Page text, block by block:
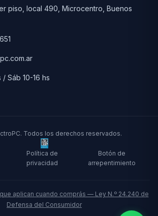
piso, local 490, Microcentro, Buenos
/ Sáb 10-16 hs
Todos los derechos reservados.
Política de
privacidad
Botón de
arrepentimiento
aplican cuando comprás — Ley N.º 24.240 de
Defensa del Consumidor